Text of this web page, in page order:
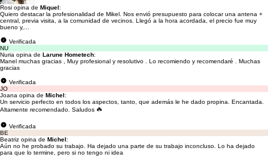
Rosi opina de Miquel:
Quiero destacar la profesionalidad de Mikel. Nos envió presupuesto para colocar una antena +
central, previa visita, a la comunidad de vecinos. Llegó a la hora acordada, el precio fue muy
bueno y,...
Verificada
NU
Nuria opina de Larune Hometech:
Manel muchas gracias , Muy profesional y resolutivo . Lo recomiendo y recomendaré . Muchas
gracias
Verificada
JO
Joana opina de Michel:
Un servicio perfecto en todos los aspectos, tanto, que además le he dado propina. Encantada.
Altamente recomendado. Saludos ☘️
Verificada
BE
Beatriz opina de Michel:
Aún no he probado su trabajo. Ha dejado una parte de su trabajo inconcluso. Lo ha dejado
para que lo termine, pero si no tengo ni idea